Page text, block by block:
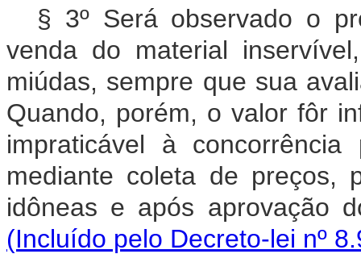
§ 3º Será observado o
venda do material
miúdas, sempre que sua
Quando, porém, o valor fôr
impraticável à
mediante coleta de preços,
idôneas e após
(Incluído pelo Decreto-lei nº